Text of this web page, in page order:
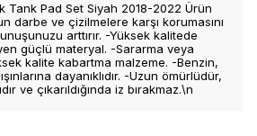
Tank Pad Set Siyah 2018-2022 Ürün
darbe ve çizilmelere karşı korumasını
arttırır. -Yüksek kalitede
güçlü materyal. -Sararma veya
kalite kabartma malzeme. -Benzin,
dayanıklıdır. -Uzun ömürlüdür,
ve çıkarıldığında iz bırakmaz.\n